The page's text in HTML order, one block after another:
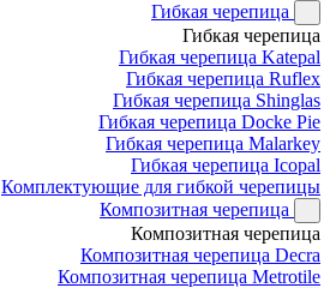
Гибкая черепица
Гибкая черепица
Гибкая черепица Katepal
Гибкая черепица Ruflex
Гибкая черепица Shinglas
Гибкая черепица Docke Pie
Гибкая черепица Malarkey
Гибкая черепица Icopal
Комплектующие для гибкой черепицы
Композитная черепица
Композитная черепица
Композитная черепица Decra
Композитная черепица Metrotile